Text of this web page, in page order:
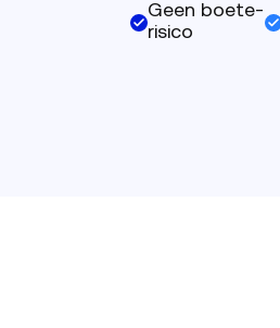
Geen boete-
risico